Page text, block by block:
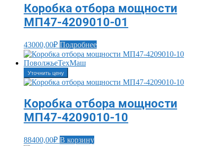
Коробка отбора мощности
МП47-4209010-01
43000,00₽ Подробнее
Уточнить цену
Коробка отбора мощности
МП47-4209010-10
88400,00₽ В корзину